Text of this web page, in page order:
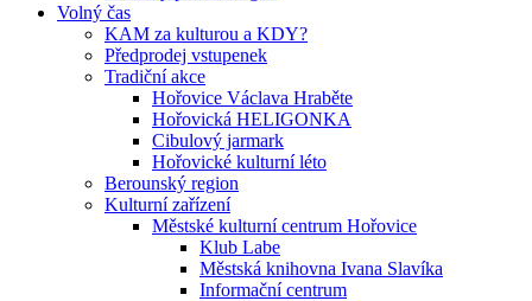
Volný čas
KAM za kulturou a KDY?
Předprodej vstupenek
Tradiční akce
Hořovice Václava Hraběte
Hořovická HELIGONKA
Cibulový jarmark
Hořovické kulturní léto
Berounský region
Kulturní zařízení
Městské kulturní centrum Hořovice
Klub Labe
Městská knihovna Ivana Slavíka
Informační centrum